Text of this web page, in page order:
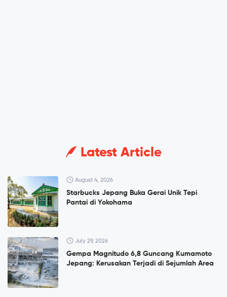
Latest Article
August 4, 2026
Starbucks Jepang Buka Gerai Unik Tepi
Pantai di Yokohama
July 29, 2026
Gempa Magnitudo 6,8 Guncang Kumamoto
Jepang: Kerusakan Terjadi di Sejumlah Area